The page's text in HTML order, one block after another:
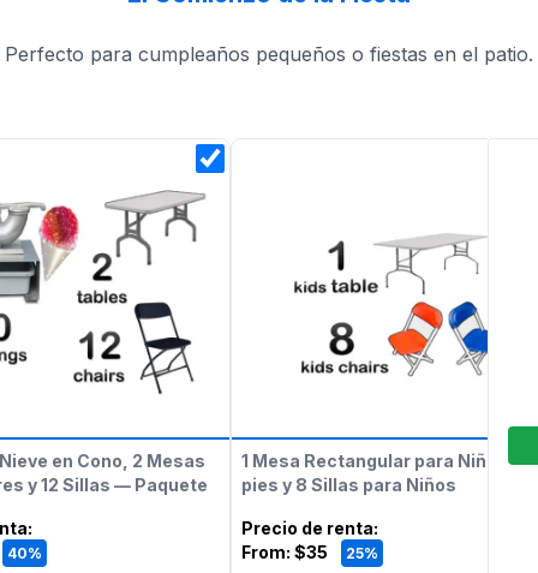
Perfecto para cumpleaños pequeños o fiestas en el patio.
en Cono, 2 Mesas
y 12 Sillas — Paquete
:
40%
1 Mesa Rectangular para Niños de
pies y 8 Sillas para Niños
Precio de renta:
From: $35
25%